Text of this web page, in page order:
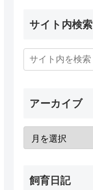
サイト内検索
アーカイブ
飼育日記